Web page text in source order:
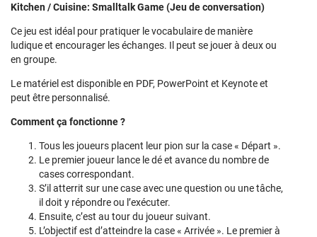
Kitchen / Cuisine: Smalltalk Game (Jeu de conversation)
Ce jeu est idéal pour pratiquer le vocabulaire de manière
ludique et encourager les échanges. Il peut se jouer à deux ou
en groupe.
Le matériel est disponible en PDF, PowerPoint et Keynote et
peut être personnalisé.
Comment ça fonctionne ?
Tous les joueurs placent leur pion sur la case « Départ ».
Le premier joueur lance le dé et avance du nombre de
cases correspondant.
S’il atterrit sur une case avec une question ou une tâche,
il doit y répondre ou l’exécuter.
Ensuite, c’est au tour du joueur suivant.
L’objectif est d’atteindre la case « Arrivée ». Le premier à